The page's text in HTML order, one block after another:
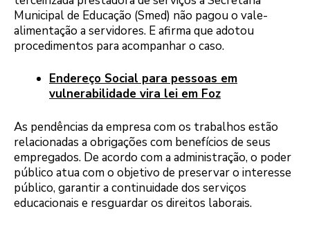
Municipal de Educação (Smed) não pagou o vale-
alimentação a servidores. E afirma que adotou
procedimentos para acompanhar o caso.
Endereço Social para pessoas em
vulnerabilidade vira lei em Foz
As pendências da empresa com os trabalhos estão
relacionadas a obrigações com benefícios de seus
empregados. De acordo com a administração, o poder
público atua com o objetivo de preservar o interesse
público, garantir a continuidade dos serviços
educacionais e resguardar os direitos laborais.